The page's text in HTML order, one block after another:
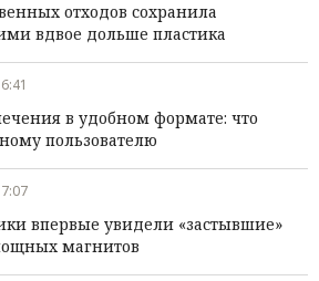
отходов сохранила
вдвое дольше пластика
в удобном формате: что
пользователю
впервые увидели «застывшие»
магнитов